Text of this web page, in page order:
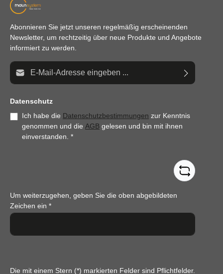
Abonnieren Sie jetzt unseren regelmäßig erscheinenden
Newsletter, um rechtzeitig über neue Produkte und Angebote
informiert zu werden.
E-Mail-Adresse*
Datenschutz
Ich habe die Datenschutzbestimmungen zur Kenntnis
genommen und die AGB gelesen und bin mit ihnen
einverstanden. *
Um weiterzugehen, geben Sie die oben abgebildeten
Zeichen ein *
Die mit einem Stern (*) markierten Felder sind Pflichtfelder.